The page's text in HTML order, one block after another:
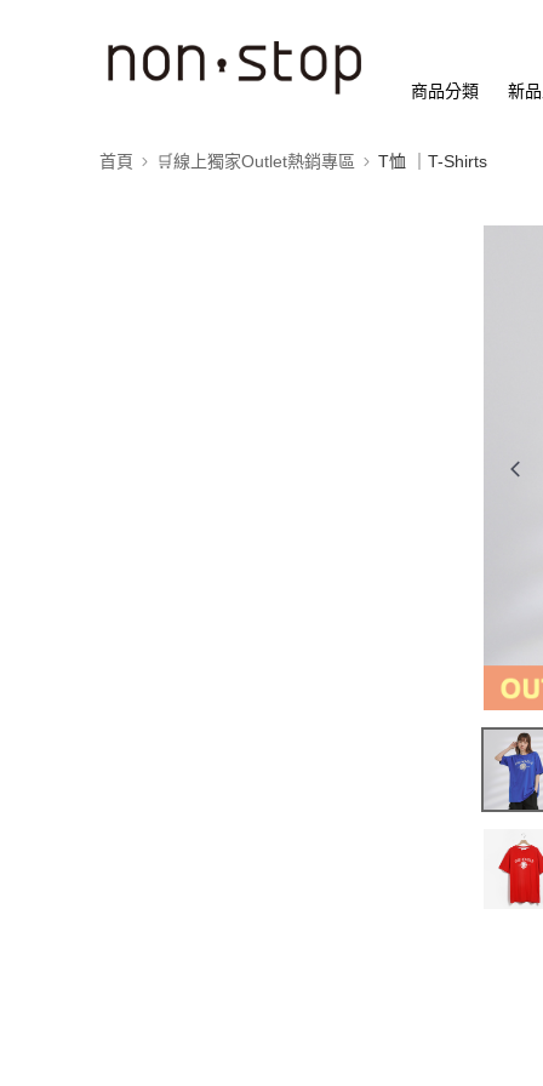
商品分類 新
首頁 🛒線上獨家Outlet熱銷專區 T恤 ｜T-Shirts